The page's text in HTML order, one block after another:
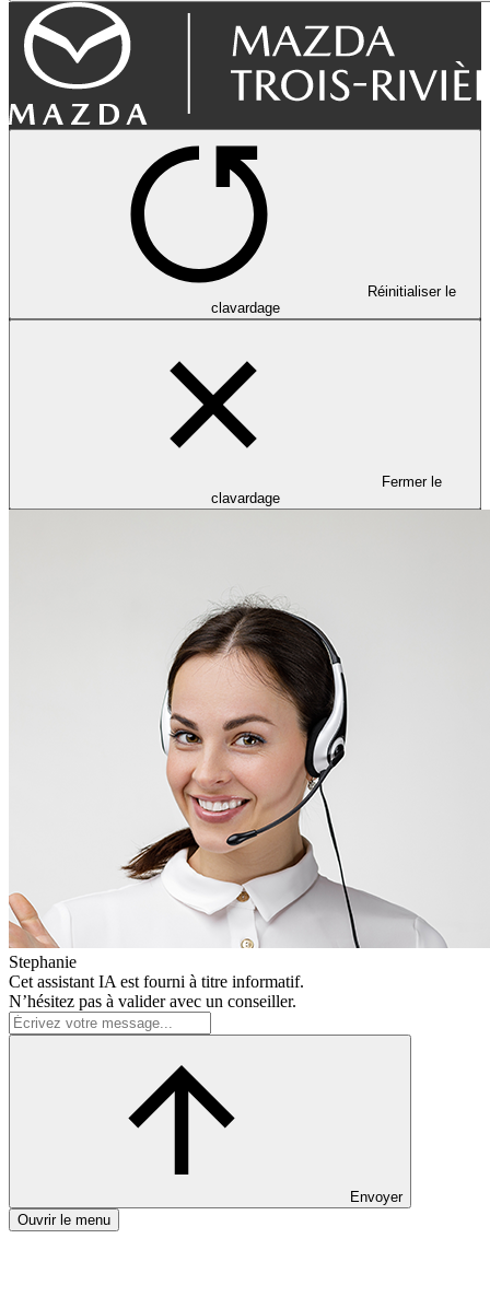
Réinitialiser le
clavardage
Fermer le
clavardage
Stephanie
Cet assistant IA est fourni à titre informatif.
N’hésitez pas à valider avec un conseiller.
Envoyer
Ouvrir le menu